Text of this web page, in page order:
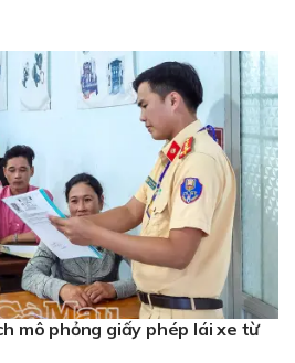
mô phỏng giấy phép lái xe từ